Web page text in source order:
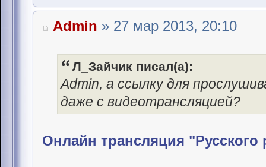
Admin » 27 мар 2013, 20:10
Л_Зайчик писал(а):
Admin, а ссылку для
даже с видеотрансляцией?
Онлайн трансляция "Русского